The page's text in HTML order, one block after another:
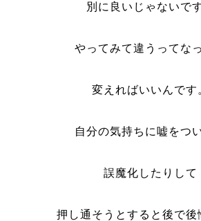
別に良いじゃないで
やってみて違うってな
変えればいいんです
自分の気持ちに嘘をつ
誤魔化したりして
押し通そうとすると後で後